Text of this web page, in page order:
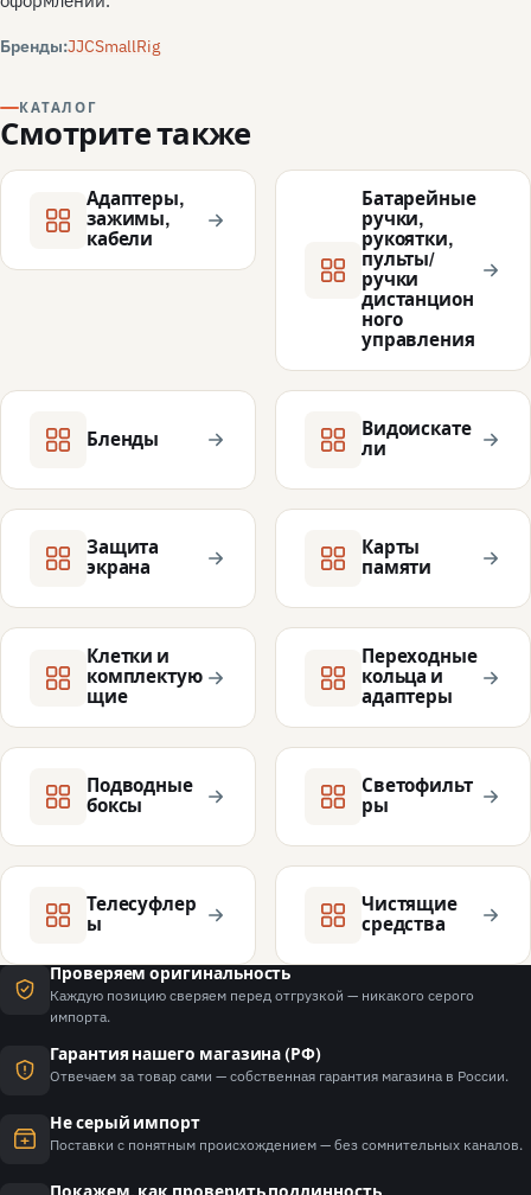
Бренды:JJCSmallRig
КАТАЛОГ
Смотрите также
Адаптеры,
зажимы,
кабели
Батарейные
ручки,
рукоятки,
пульты/
ручки
дистанцион
ного
управления
Бленды
Видоискате
ли
Защита
экрана
Карты
памяти
Клетки и
комплектую
щие
Переходные
кольца и
адаптеры
Подводные
боксы
Светофильт
ры
Телесуфлер
ы
Чистящие
средства
Проверяем оригинальность
Каждую позицию сверяем перед отгрузкой — никакого серого
импорта.
Гарантия нашего магазина (РФ)
Отвечаем за товар сами — собственная гарантия магазина в России.
Не серый импорт
Поставки с понятным происхождением — без сомнительных каналов.